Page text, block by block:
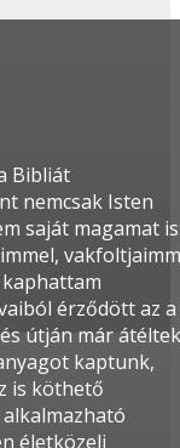
Bibliát
nemcsak Isten
saját magamat
érződött az a
útján már
kaptunk,
is köthető
életközeli